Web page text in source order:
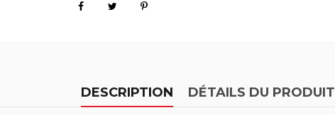
DESCRIPTION DÉTAILS DU PRODUIT